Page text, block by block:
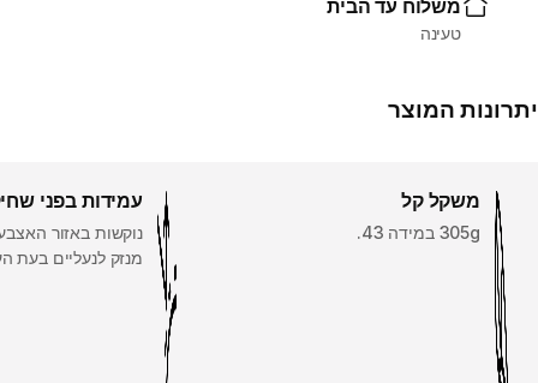
משלוח עד הבית
טעינה
יתרונות המוצר
משקל קל
305g במידה 43.
עמידות בפני
נוקשות באזור
מנזק לנעליים בעת